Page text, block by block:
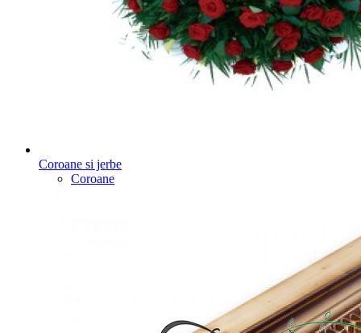
Coroane si jerbe
Coroane